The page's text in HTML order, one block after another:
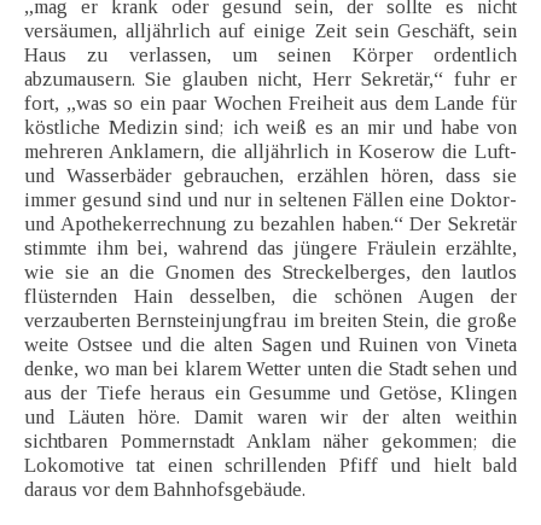
„mag er krank oder gesund sein, der sollte es nicht
versäumen, alljährlich auf einige Zeit sein Geschäft, sein
Haus zu verlassen, um seinen Körper ordentlich
abzumausern. Sie glauben nicht, Herr Sekretär,“ fuhr er
fort, „was so ein paar Wochen Freiheit aus dem Lande für
köstliche Medizin sind; ich weiß es an mir und habe von
mehreren Anklamern, die alljährlich in Koserow die Luft-
und Wasserbäder gebrauchen, erzählen hören, dass sie
immer gesund sind und nur in seltenen Fällen eine Doktor-
und Apothekerrechnung zu bezahlen haben.“ Der Sekretär
stimmte ihm bei, wahrend das jüngere Fräulein erzählte,
wie sie an die Gnomen des Streckelberges, den lautlos
flüsternden Hain desselben, die schönen Augen der
verzauberten Bernsteinjungfrau im breiten Stein, die große
weite Ostsee und die alten Sagen und Ruinen von Vineta
denke, wo man bei klarem Wetter unten die Stadt sehen und
aus der Tiefe heraus ein Gesumme und Getöse, Klingen
und Läuten höre. Damit waren wir der alten weithin
sichtbaren Pommernstadt Anklam näher gekommen; die
Lokomotive tat einen schrillenden Pfiff und hielt bald
daraus vor dem Bahnhofsgebäude.